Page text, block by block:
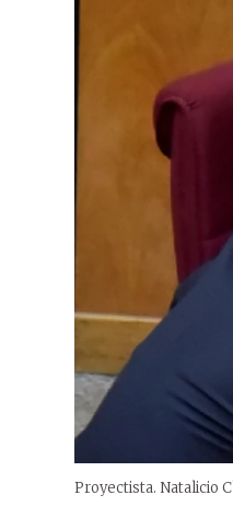
Proyectista. Natalicio